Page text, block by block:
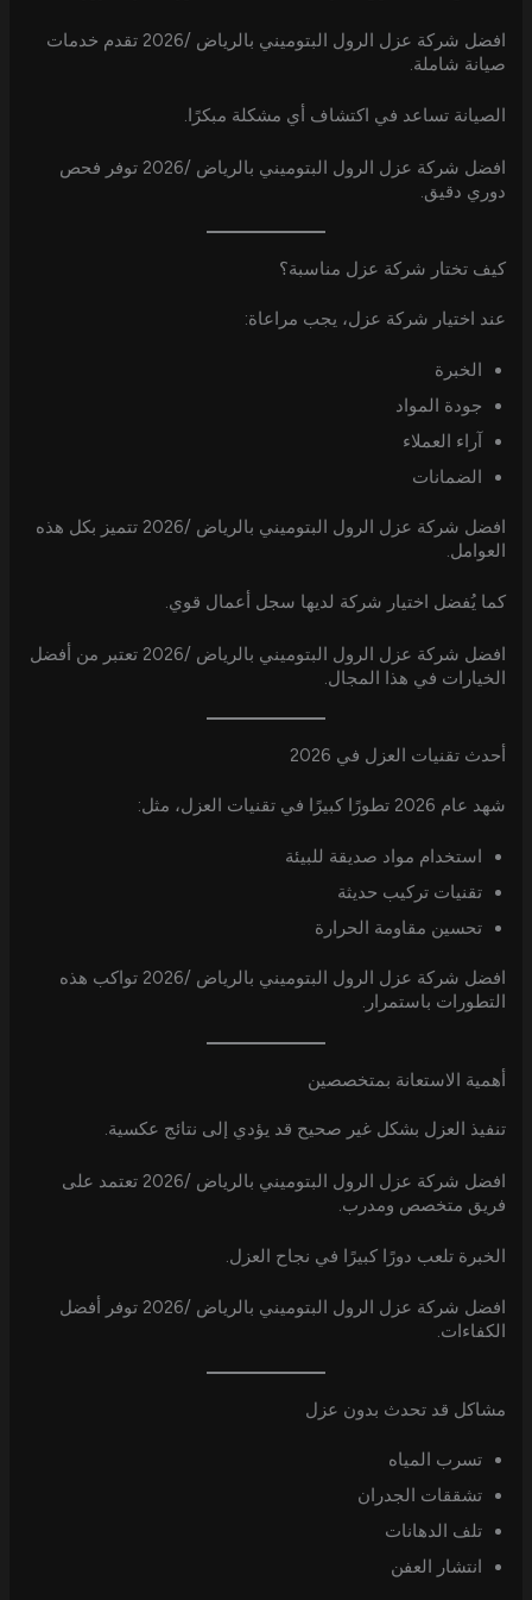
افضل شركة عزل الرول البتوميني بالرياض /2026 تقدم خدمات
صيانة شاملة.
الصيانة تساعد في اكتشاف أي مشكلة مبكرًا.
افضل شركة عزل الرول البتوميني بالرياض /2026 توفر فحص
دوري دقيق.
كيف تختار شركة عزل مناسبة؟
عند اختيار شركة عزل، يجب مراعاة:
الخبرة
جودة المواد
آراء العملاء
الضمانات
افضل شركة عزل الرول البتوميني بالرياض /2026 تتميز بكل هذه
العوامل.
كما يُفضل اختيار شركة لديها سجل أعمال قوي.
افضل شركة عزل الرول البتوميني بالرياض /2026 تعتبر من أفضل
الخيارات في هذا المجال.
أحدث تقنيات العزل في 2026
شهد عام 2026 تطورًا كبيرًا في تقنيات العزل، مثل:
استخدام مواد صديقة للبيئة
تقنيات تركيب حديثة
تحسين مقاومة الحرارة
افضل شركة عزل الرول البتوميني بالرياض /2026 تواكب هذه
التطورات باستمرار.
أهمية الاستعانة بمتخصصين
تنفيذ العزل بشكل غير صحيح قد يؤدي إلى نتائج عكسية.
افضل شركة عزل الرول البتوميني بالرياض /2026 تعتمد على
فريق متخصص ومدرب.
الخبرة تلعب دورًا كبيرًا في نجاح العزل.
افضل شركة عزل الرول البتوميني بالرياض /2026 توفر أفضل
الكفاءات.
مشاكل قد تحدث بدون عزل
تسرب المياه
تشققات الجدران
تلف الدهانات
انتشار العفن